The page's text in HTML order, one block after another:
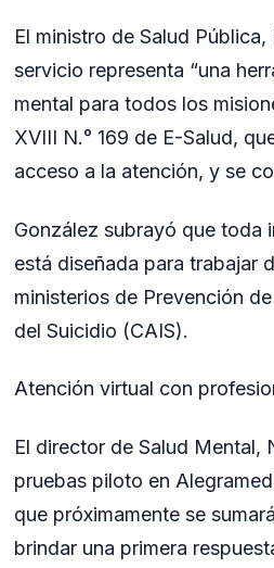
El ministro de Salud
servicio representa “una
mental para todos los
XVIII N.° 169 de E-Salud,
acceso a la atención, y se
González subrayó que toda
está diseñada para trabajar
ministerios de Prevención
del Suicidio (CAIS).
Atención virtual con
El director de Salud Mental,
pruebas piloto en
que próximamente se
brindar una primera